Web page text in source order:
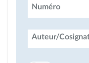
Numéro
Auteur/